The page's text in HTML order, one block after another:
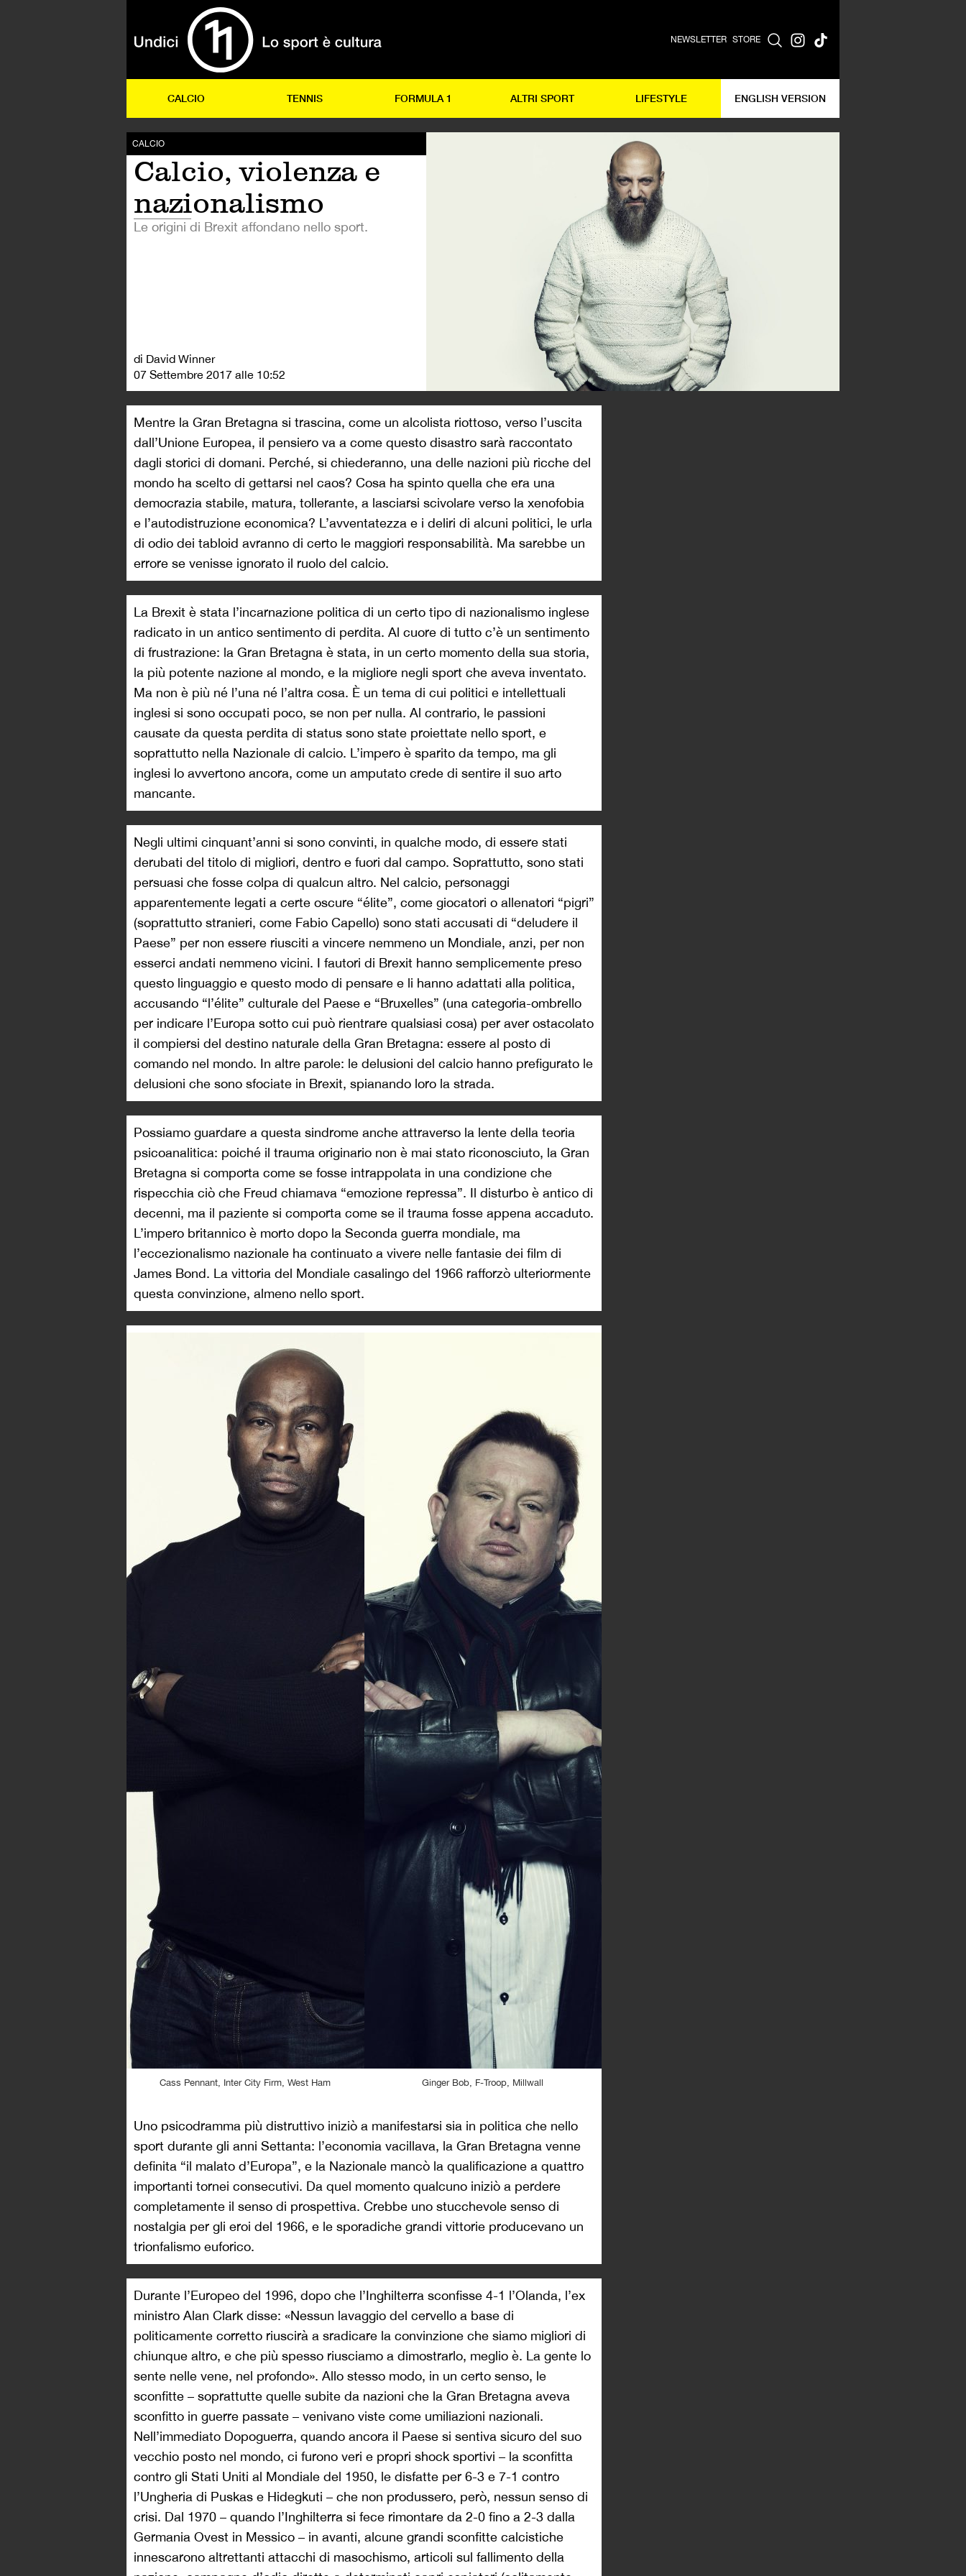
NEWSLETTER STORE
CALCIO TENNIS FORMULA 1 ALTRI SPORT LIFESTYLE ENGLISH VERSION
CALCIO
Calcio, violenza e
nazionalismo
Le origini di Brexit affondano nello sport.
di David Winner
07 Settembre 2017 alle 10:52
Mentre la Gran Bretagna si trascina, come un alcolista riottoso, verso l’uscita
dall’Unione Europea, il pensiero va a come questo disastro sarà raccontato
dagli storici di domani. Perché, si chiederanno, una delle nazioni più ricche del
mondo ha scelto di gettarsi nel caos? Cosa ha spinto quella che era una
democrazia stabile, matura, tollerante, a lasciarsi scivolare verso la xenofobia
e l’autodistruzione economica? L’avventatezza e i deliri di alcuni politici, le urla
di odio dei tabloid avranno di certo le maggiori responsabilità. Ma sarebbe un
errore se venisse ignorato il ruolo del calcio.
La Brexit è stata l’incarnazione politica di un certo tipo di nazionalismo inglese
radicato in un antico sentimento di perdita. Al cuore di tutto c’è un sentimento
di frustrazione: la Gran Bretagna è stata, in un certo momento della sua storia,
la più potente nazione al mondo, e la migliore negli sport che aveva inventato.
Ma non è più né l’una né l’altra cosa. È un tema di cui politici e intellettuali
inglesi si sono occupati poco, se non per nulla. Al contrario, le passioni
causate da questa perdita di status sono state proiettate nello sport, e
soprattutto nella Nazionale di calcio. L’impero è sparito da tempo, ma gli
inglesi lo avvertono ancora, come un amputato crede di sentire il suo arto
mancante.
Negli ultimi cinquant’anni si sono convinti, in qualche modo, di essere stati
derubati del titolo di migliori, dentro e fuori dal campo. Soprattutto, sono stati
persuasi che fosse colpa di qualcun altro. Nel calcio, personaggi
apparentemente legati a certe oscure “élite”, come giocatori o allenatori “pigri”
(soprattutto stranieri, come Fabio Capello) sono stati accusati di “deludere il
Paese” per non essere riusciti a vincere nemmeno un Mondiale, anzi, per non
esserci andati nemmeno vicini. I fautori di Brexit hanno semplicemente preso
questo linguaggio e questo modo di pensare e li hanno adattati alla politica,
accusando “l’élite” culturale del Paese e “Bruxelles” (una categoria-ombrello
per indicare l’Europa sotto cui può rientrare qualsiasi cosa) per aver ostacolato
il compiersi del destino naturale della Gran Bretagna: essere al posto di
comando nel mondo. In altre parole: le delusioni del calcio hanno prefigurato le
delusioni che sono sfociate in Brexit, spianando loro la strada.
Possiamo guardare a questa sindrome anche attraverso la lente della teoria
psicoanalitica: poiché il trauma originario non è mai stato riconosciuto, la Gran
Bretagna si comporta come se fosse intrappolata in una condizione che
rispecchia ciò che Freud chiamava “emozione repressa”. Il disturbo è antico di
decenni, ma il paziente si comporta come se il trauma fosse appena accaduto.
L’impero britannico è morto dopo la Seconda guerra mondiale, ma
l’eccezionalismo nazionale ha continuato a vivere nelle fantasie dei film di
James Bond. La vittoria del Mondiale casalingo del 1966 rafforzò ulteriormente
questa convinzione, almeno nello sport.
Cass Pennant, Inter City Firm, West Ham Ginger Bob, F-Troop, Millwall
Uno psicodramma più distruttivo iniziò a manifestarsi sia in politica che nello
sport durante gli anni Settanta: l’economia vacillava, la Gran Bretagna venne
definita “il malato d’Europa”, e la Nazionale mancò la qualificazione a quattro
importanti tornei consecutivi. Da quel momento qualcuno iniziò a perdere
completamente il senso di prospettiva. Crebbe uno stucchevole senso di
nostalgia per gli eroi del 1966, e le sporadiche grandi vittorie producevano un
trionfalismo euforico.
Durante l’Europeo del 1996, dopo che l’Inghilterra sconfisse 4-1 l’Olanda, l’ex
ministro Alan Clark disse: «Nessun lavaggio del cervello a base di
politicamente corretto riuscirà a sradicare la convinzione che siamo migliori di
chiunque altro, e che più spesso riusciamo a dimostrarlo, meglio è. La gente lo
sente nelle vene, nel profondo». Allo stesso modo, in un certo senso, le
sconfitte – soprattutte quelle subite da nazioni che la Gran Bretagna aveva
sconfitto in guerre passate – venivano viste come umiliazioni nazionali.
Nell’immediato Dopoguerra, quando ancora il Paese si sentiva sicuro del suo
vecchio posto nel mondo, ci furono veri e propri shock sportivi – la sconfitta
contro gli Stati Uniti al Mondiale del 1950, le disfatte per 6-3 e 7-1 contro
l’Ungheria di Puskas e Hidegkuti – che non produssero, però, nessun senso di
crisi. Dal 1970 – quando l’Inghilterra si fece rimontare da 2-0 fino a 2-3 dalla
Germania Ovest in Messico – in avanti, alcune grandi sconfitte calcistiche
innescarono altrettanti attacchi di masochismo, articoli sul fallimento della